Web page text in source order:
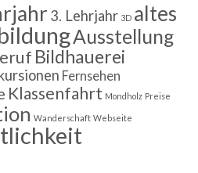
3. Lehrjahr 3D altes
Ausstellung
Bildhauerei
Fernsehen
Klassenfahrt Mondholz Preise
Wanderschaft Webseite